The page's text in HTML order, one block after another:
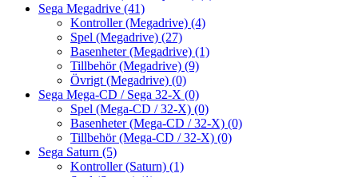
Sega Megadrive (41)
Kontroller (Megadrive) (4)
Spel (Megadrive) (27)
Basenheter (Megadrive) (1)
Tillbehör (Megadrive) (9)
Övrigt (Megadrive) (0)
Sega Mega-CD / Sega 32-X (0)
Spel (Mega-CD / 32-X) (0)
Basenheter (Mega-CD / 32-X) (0)
Tillbehör (Mega-CD / 32-X) (0)
Sega Saturn (5)
Kontroller (Saturn) (1)